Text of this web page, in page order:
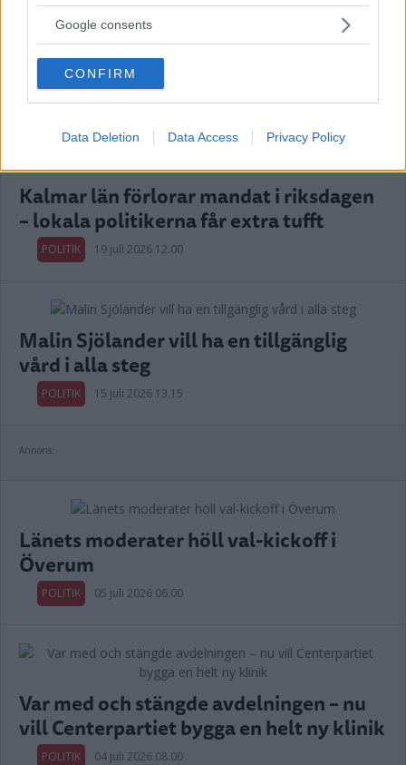
not limited to your visit or usage behaviour. You may click to
use your data for below specified purposes in below Google
consent section.
Google consents
CONFIRM
Data Deletion Data Access Privacy Policy
Kalmar län förlorar mandat i riksdagen
– lokala politikerna får extra tufft
POLITIK 19 juli 2026 12.00
Malin Sjölander vill ha en tillgänglig
vård i alla steg
POLITIK 15 juli 2026 13.15
Annons:
Länets moderater höll val-kickoff i
Överum
POLITIK 05 juli 2026 06.00
Var med och stängde avdelningen – nu
vill Centerpartiet bygga en helt ny klinik
POLITIK 04 juli 2026 08.00